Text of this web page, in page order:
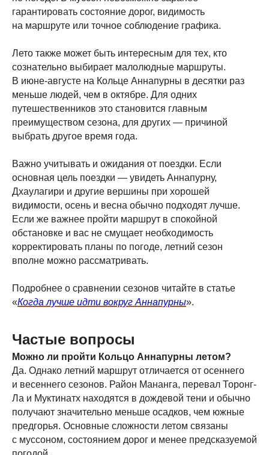
гарантировать состояние дорог, видимость
на маршруте или точное соблюдение графика.
Лето также может быть интересным для тех, кто
сознательно выбирает малолюдные маршруты.
В июне-августе на Кольце Аннапурны в десятки раз
меньше людей, чем в октябре. Для одних
путешественников это становится главным
преимуществом сезона, для других — причиной
выбрать другое время года.
Важно учитывать и ожидания от поездки. Если
основная цель поездки — увидеть Аннапурну,
Дхаулагири и другие вершины при хорошей
видимости, осень и весна обычно подходят лучше.
Если же важнее пройти маршрут в спокойной
обстановке и вас не смущает необходимость
корректировать планы по погоде, летний сезон
вполне можно рассматривать.
Подробнее о сравнении сезонов читайте в статье
«Когда лучше идти вокруг Аннапурны».
Частые вопросы
Можно ли пройти Кольцо Аннапурны летом?
Да. Однако летний маршрут отличается от осеннего
и весеннего сезонов. Район Мананга, перевал Торонг-
Ла и Муктинатх находятся в дождевой тени и обычно
получают значительно меньше осадков, чем южные
предгорья. Основные сложности летом связаны
с муссоном, состоянием дорог и менее предсказуемой
Все права защищены.
Копирование материалов с сайта запрещено.
Журнал
Новости Блог Советы
Трекинги Восхождения Непал
Экспедиции
Трекинги Восхождения Календарь
О нас
Команда
Индивидуальные туры